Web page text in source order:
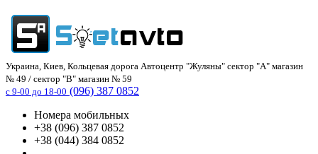
Украина, Киев, Кольцевая дорога Автоцентр "Жуляны" сектор "А" магазин
№ 49 / сектор "В" магазин № 59
с 9-00 до 18-00 (096) 387 0852
Номера мобильных
+38 (096) 387 0852
+38 (044) 384 0852